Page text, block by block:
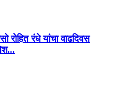
रोहित रंधे यांचा वाढदिवस